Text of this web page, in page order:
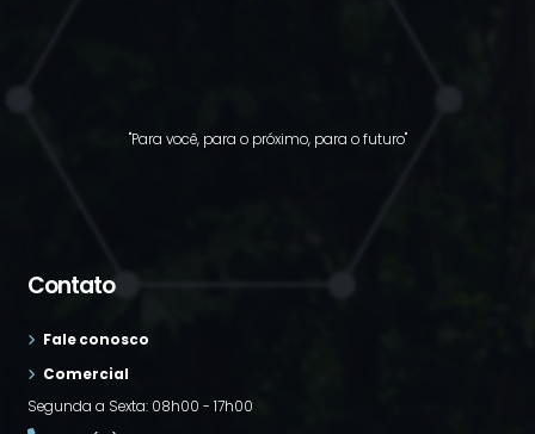
"Para você, para o próximo, para o futuro"
Contato
Fale conosco
Comercial
Segunda a Sexta: 08h00 - 17h00